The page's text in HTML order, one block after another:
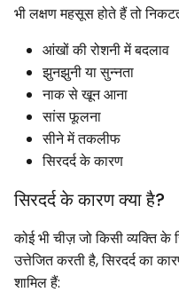
भी लक्षण महसूस होते हैं तो
आंखों की रोशनी में बदलाव
झुनझुनी या सुन्नता
नाक से खून आना
सांस फूलना
सीने में तकलीफ
सिरदर्द के कारण
सिरदर्द के कारण क्या है?
कोई भी चीज़ जो किसी व्यक्ति के
उत्तेजित करती है, सिरदर्द का
शामिल हैं: